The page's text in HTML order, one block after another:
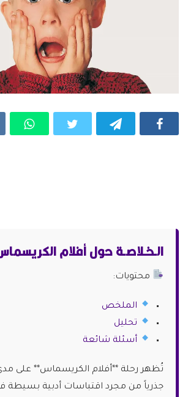
الـخـلاصـة حول أفلام
محتويات:
الملخص
تحليل
أسئلة شائعة
جذرياً من مجرد اقتباسات أدبية بسيطة